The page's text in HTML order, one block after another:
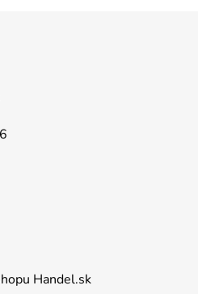
Handel.sk